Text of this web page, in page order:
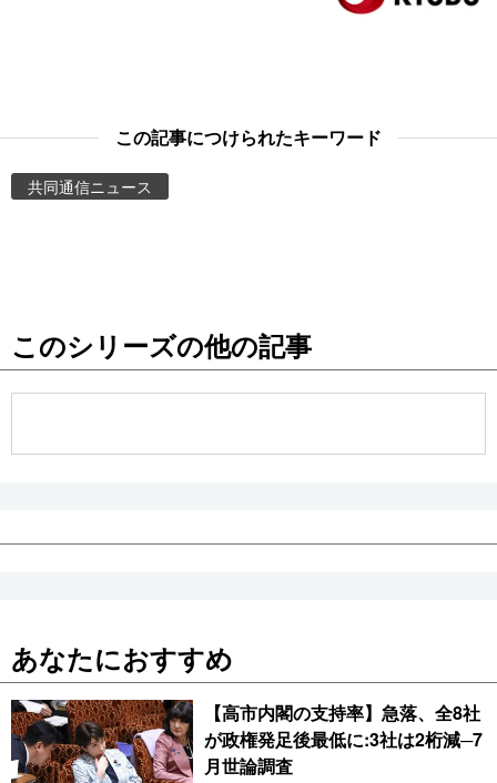
東京
この記事につけられたキーワード
共同通信ニュース
このシリーズの他の記事
あなたにおすすめ
【高市内閣の支持率】急落、全8社
が政権発足後最低に:3社は2桁減─7
月世論調査